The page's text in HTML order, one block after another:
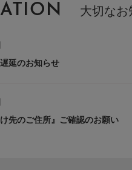
大切なお
延のお知らせ
け先のご住所』ご確認のお願い